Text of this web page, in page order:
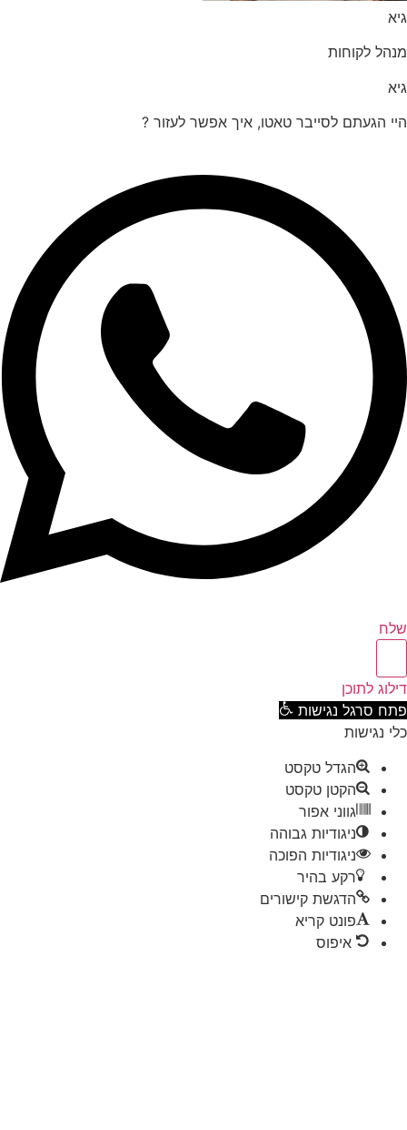
לקוחות
הגעתם לסייבר טאטו, איך אפשר לעזור ?
לתוכן
סרגל נגישות
נגישות
הגדל טקסט
הקטן טקסט
גווני אפור
ניגודיות גבוהה
ניגודיות הפוכה
רקע בהיר
הדגשת קישורים
פונט קריא
איפוס